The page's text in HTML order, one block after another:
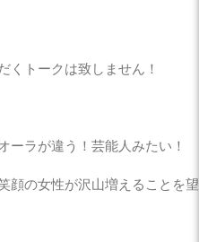
くトークは致しません！
ーラが違う！芸能人みたい！
顔の女性が沢山増えることを